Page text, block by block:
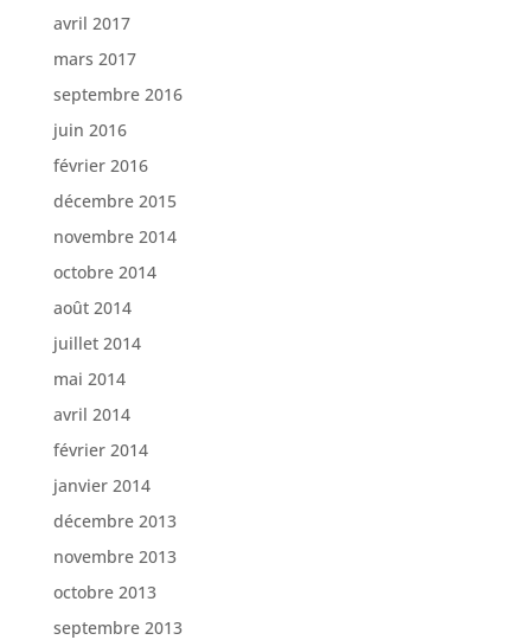
avril 2017
mars 2017
septembre 2016
juin 2016
février 2016
décembre 2015
novembre 2014
octobre 2014
août 2014
juillet 2014
mai 2014
avril 2014
février 2014
janvier 2014
décembre 2013
novembre 2013
octobre 2013
septembre 2013